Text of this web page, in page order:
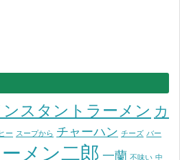
ンスタントラーメン カ
ー スープから チャーハン チーズ バー
メン二郎 一蘭 不味い 中